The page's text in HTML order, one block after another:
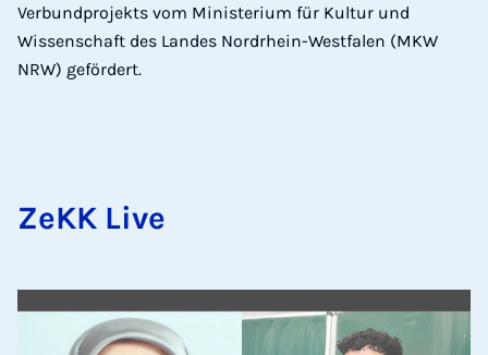
Verbundprojekts vom Ministerium für Kultur und
Wissenschaft des Landes Nordrhein-Westfalen (MKW
NRW) gefördert.
ZeKK Live